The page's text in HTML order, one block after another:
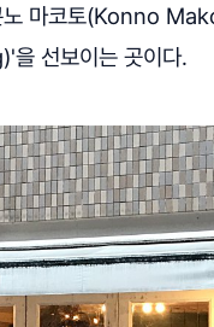
노 마코토(Konno
선보이는 곳이다.